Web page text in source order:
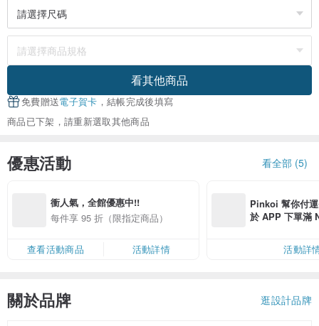
看其他商品
免費贈送電子賀卡 ，結帳完成後填寫
商品已下架，請重新選取其他商品
優惠活動 看全部 (5)
衝人氣，全館優惠中!!
每件享 95 折（限指定商品）
查看活動商品 活動詳情
Pinkoi 幫你付
於 APP 下單滿
活動詳
關於品牌 逛設計品牌